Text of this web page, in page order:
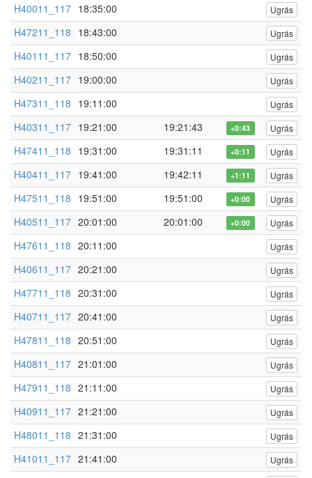
H40011_117 18:35:00 Ugrás
H47211_118 18:43:00 Ugrás
H40111_117 18:50:00 Ugrás
H40211_117 19:00:00 Ugrás
H47311_118 19:11:00 Ugrás
H40311_117 19:21:00 19:21:43 +0:43 Ugrás
H47411_118 19:31:00 19:31:11 +0:11 Ugrás
H40411_117 19:41:00 19:42:11 +1:11 Ugrás
H47511_118 19:51:00 19:51:00 +0:00 Ugrás
H40511_117 20:01:00 20:01:00 +0:00 Ugrás
H47611_118 20:11:00 Ugrás
H40611_117 20:21:00 Ugrás
H47711_118 20:31:00 Ugrás
H40711_117 20:41:00 Ugrás
H47811_118 20:51:00 Ugrás
H40811_117 21:01:00 Ugrás
H47911_118 21:11:00 Ugrás
H40911_117 21:21:00 Ugrás
H48011_118 21:31:00 Ugrás
H41011_117 21:41:00 Ugrás